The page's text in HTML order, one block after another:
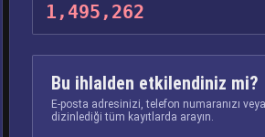
1,495,262
Bu ihlalden etkilendiniz mi?
E-posta adresinizi, telefon numaranızı veya
dizinlediği tüm kayıtlarda arayın.